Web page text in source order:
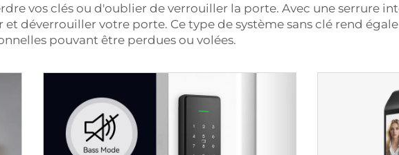
vos clés ou d'oublier de verrouiller la porte. Avec une serrure
déverrouiller votre porte. Ce type de système sans clé rend
pouvant être perdues ou volées.